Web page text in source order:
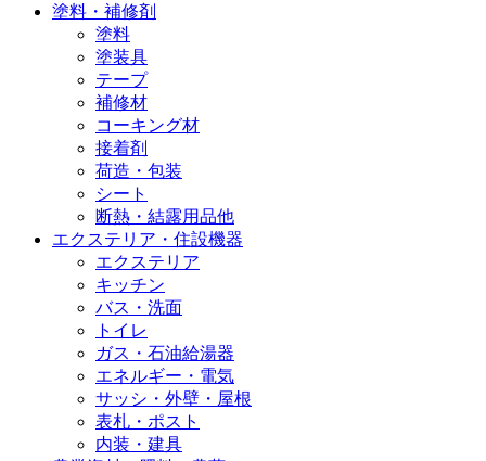
塗料・補修剤
塗料
塗装具
テープ
補修材
コーキング材
接着剤
荷造・包装
シート
断熱・結露用品他
エクステリア・住設機器
エクステリア
キッチン
バス・洗面
トイレ
ガス・石油給湯器
エネルギー・電気
サッシ・外壁・屋根
表札・ポスト
内装・建具